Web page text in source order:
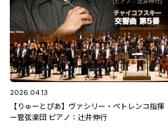
2026.04.13
【りゅーとぴあ】ヴァシリー・ペトレンコ指
ー管弦楽団 ピアノ：辻󠄀井伸行